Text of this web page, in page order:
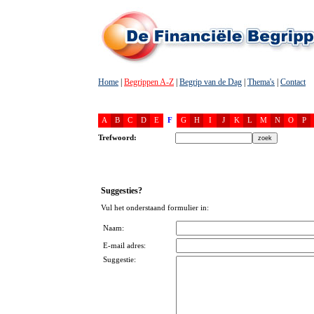
Home Begrippen A-Z Begrip van de Dag Thema's Contact
A B C D E F G H I J K L M N O P
Trefwoord:
Suggesties?
Vul het onderstaand formulier in:
Naam:
E-mail adres:
Suggestie: